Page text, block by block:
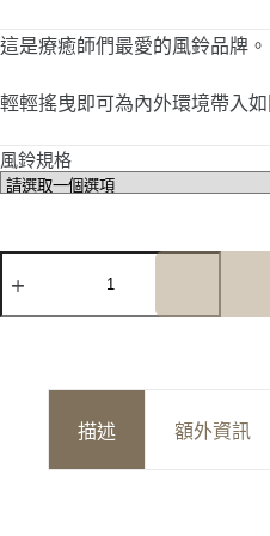
範
NT$1,200
這是療癒師們最愛的風鈴品牌。
輕輕搖曳即可為內外環境帶入
風鈴規格
Koshi
四
元
描述 額外資訊